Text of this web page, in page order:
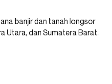
banjir dan tanah longsor
Utara, dan Sumatera Barat.